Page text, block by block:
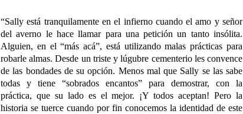
“Sally está tranquilamente en el infierno cuando el amo y señor
del averno le hace llamar para una petición un tanto insólita.
Alguien, en el “más acá”, está utilizando malas prácticas para
robarle almas. Desde un triste y lúgubre cementerio les convence
de las bondades de su opción. Menos mal que Sally se las sabe
todas y tiene “sobrados encantos” para demostrar, con la
práctica, que su lado es el mejor. ¡Y todos aceptan! Pero la
historia se tuerce cuando por fin conocemos la identidad de este